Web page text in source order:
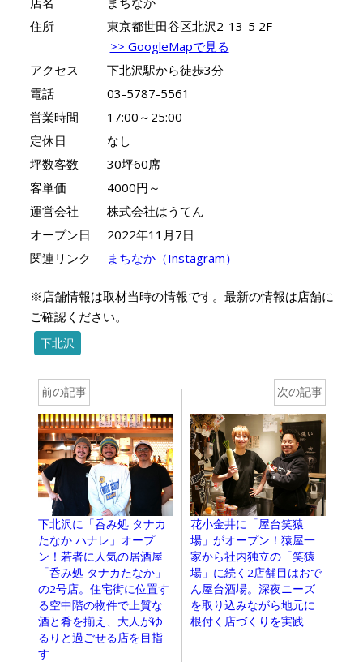
住所
東京都世田谷区北沢2-13-5 2F
>> GoogleMapで見る
アクセス
下北沢駅から徒歩3分
電話
03-5787-5561
営業時間
17:00～25:00
定休日
なし
坪数客数
30坪60席
客単価
4000円～
運営会社
株式会社はうてん
オープン日
2022年11月7日
関連リンク
まちなか（Instagram）
※店舗情報は取材当時の情報です。最新の情報は店舗に
ご確認ください。
下北沢
前の記事
下北沢に「呑み処 タナカ
たなか ハナレ」オープ
ン！若者に人気の居酒屋
「呑み処 タナカたなか」
の2号店。住宅街に位置す
る空中階の物件で上質な
酒と肴を揃え、大人がゆ
るりと過ごせる店を目指
す
次の記事
花小金井に「屋台笑猿
場」がオープン！猿屋一
家から社内独立の「笑猿
場」に続く2店舗目はおで
ん屋台酒場。深夜ニーズ
を取り込みながら地元に
根付く店づくりを実践